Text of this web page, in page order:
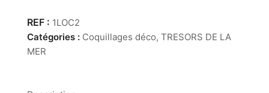
Cristagalli
double
1LOC2
Catégories : Coquillages déco, TRESORS DE LA
MER